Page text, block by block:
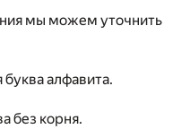
мы можем уточнить
буква алфавита.
без корня.